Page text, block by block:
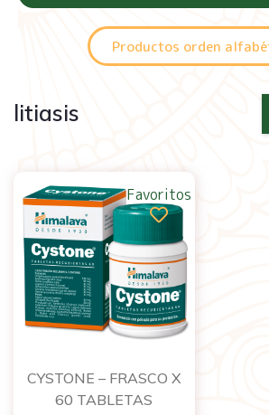
Productos orden
litiasis
CYSTONE – FRASCO X
60 TABLETAS
Favoritos